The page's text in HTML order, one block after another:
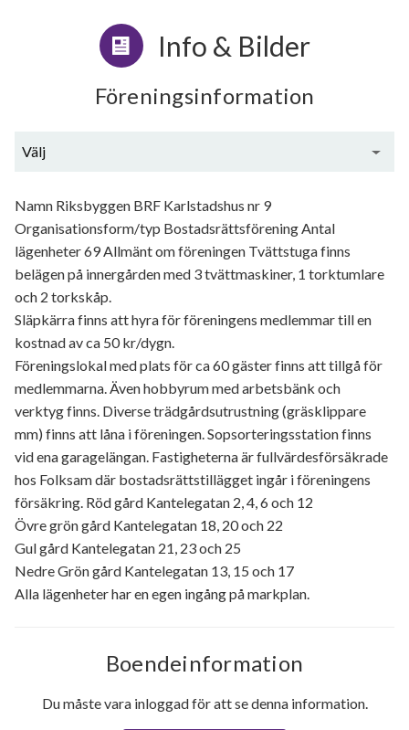
Info & Bilder
Föreningsinformation
Välj
Namn Riksbyggen BRF Karlstadshus nr 9
Organisationsform/typ Bostadsrättsförening Antal
lägenheter 69 Allmänt om föreningen Tvättstuga finns
belägen på innergården med 3 tvättmaskiner, 1 torktumlare
och 2 torkskåp.
Släpkärra finns att hyra för föreningens medlemmar till en
kostnad av ca 50 kr/dygn.
Föreningslokal med plats för ca 60 gäster finns att tillgå för
medlemmarna. Även hobbyrum med arbetsbänk och
verktyg finns. Diverse trädgårdsutrustning (gräsklippare
mm) finns att låna i föreningen. Sopsorteringsstation finns
vid ena garagelängan. Fastigheterna är fullvärdesförsäkrade
hos Folksam där bostadsrättstillägget ingår i föreningens
försäkring. Röd gård Kantelegatan 2, 4, 6 och 12
Övre grön gård Kantelegatan 18, 20 och 22
Gul gård Kantelegatan 21, 23 och 25
Nedre Grön gård Kantelegatan 13, 15 och 17
Alla lägenheter har en egen ingång på markplan.
Boendeinformation
Du måste vara inloggad för att se denna information.